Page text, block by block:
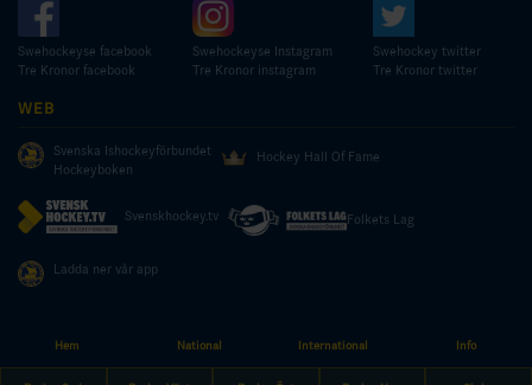
Hem National International Info
Swehockeyse facebook
Tre Kronor facebook
Swehockeyse Instagram
Tre Kronor instagram
Swehockey twitter
Tre Kronor twitter
WEB
Svenska Ishockeyförbundet
Hockeyboken
Hockey Hall Of Fame
Svenskhockey.tv Folkets Lag
Ladda ner vår app